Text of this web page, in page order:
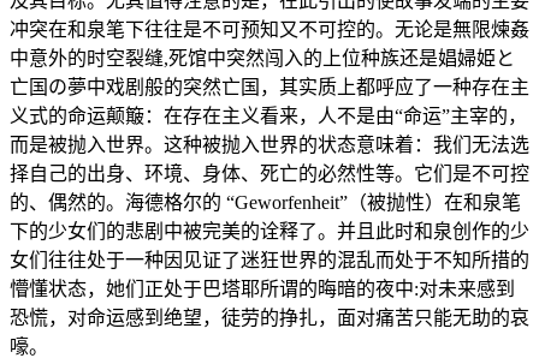
冲突在和泉笔下往往是不可预知又不可控的。无论是無限煉姦
中意外的时空裂缝,死馆中突然闯入的上位种族还是娼婦姫と
亡国の夢中戏剧般的突然亡国，其实质上都呼应了一种存在主
义式的命运颠簸：在存在主义看来，人不是由“命运”主宰的，
而是被抛入世界。这种被抛入世界的状态意味着：我们无法选
择自己的出身、环境、身体、死亡的必然性等。它们是不可控
的、偶然的。海德格尔的 “Geworfenheit”（被抛性）在和泉笔
下的少女们的悲剧中被完美的诠释了。并且此时和泉创作的少
女们往往处于一种因见证了迷狂世界的混乱而处于不知所措的
懵懂状态，她们正处于巴塔耶所谓的晦暗的夜中:对未来感到
恐慌，对命运感到绝望，徒劳的挣扎，面对痛苦只能无助的哀
嚎。